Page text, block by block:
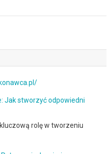
Jak stworzyć odpowiedni
rolę w tworzeniu